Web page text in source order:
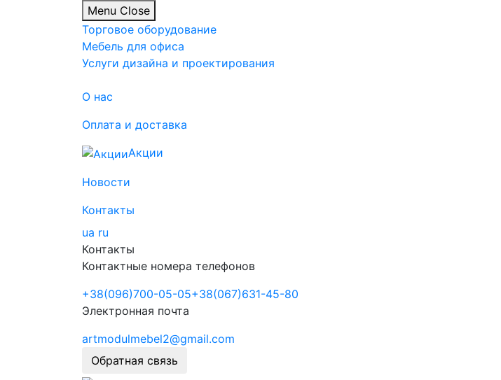
Menu Close
Торговое оборудование
Мебель для офиса
Услуги дизайна и проектирования
О нас
Оплата и доставка
Акции
Новости
Контакты
ua ru
Контакты
Контактные номера телефонов
+38(096)700-05-05+38(067)631-45-80
Электронная почта
artmodulmebel2@gmail.com
Обратная связь